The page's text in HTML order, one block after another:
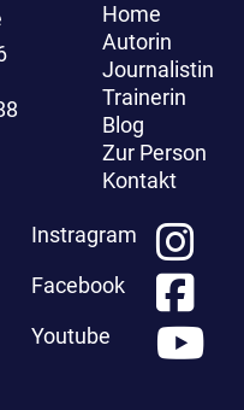
Home
Autorin
Journalistin
Trainerin
Blog
Zur Person
Kontakt
Instragram
Facebook
Youtube